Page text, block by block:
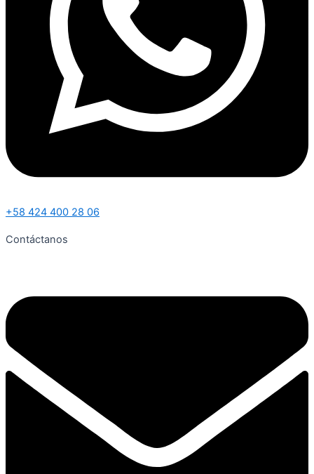
+58 424 400 28 06
Contáctanos